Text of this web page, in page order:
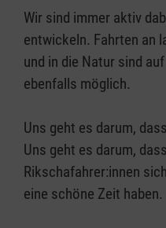
Wir sind immer aktiv
entwickeln. Fahrten an
und in die Natur sind
ebenfalls möglich.
Uns geht es darum,
Uns geht es darum,
Rikschafahrer:innen
eine schöne Zeit haben.